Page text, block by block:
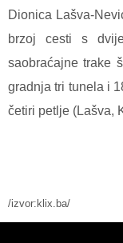
Dionica Lašva-
brzoj cesti s
saobraćajne trake
gradnja tri tunela i
četiri petlje (Lašva,
/izvor:klix.ba/